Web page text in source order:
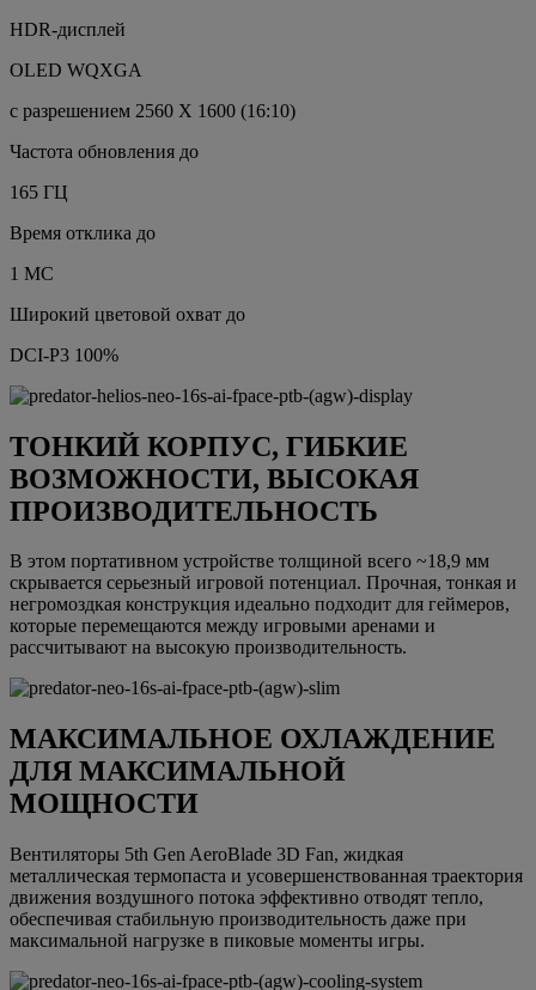
HDR-дисплей
OLED WQXGA
с разрешением 2560 X 1600 (16:10)
Частота обновления до
165 ГЦ
Время отклика до
1 МС
Широкий цветовой охват до
DCI-P3 100%
ТОНКИЙ КОРПУС, ГИБКИЕ
ВОЗМОЖНОСТИ, ВЫСОКАЯ
ПРОИЗВОДИТЕЛЬНОСТЬ
В этом портативном устройстве толщиной всего ~18,9 мм
скрывается серьезный игровой потенциал. Прочная, тонкая и
негромоздкая конструкция идеально подходит для геймеров,
которые перемещаются между игровыми аренами и
рассчитывают на высокую производительность.
МАКСИМАЛЬНОЕ ОХЛАЖДЕНИЕ
ДЛЯ МАКСИМАЛЬНОЙ
МОЩНОСТИ
Вентиляторы 5th Gen AeroBlade 3D Fan, жидкая
металлическая термопаста и усовершенствованная траектория
движения воздушного потока эффективно отводят тепло,
обеспечивая стабильную производительность даже при
максимальной нагрузке в пиковые моменты игры.